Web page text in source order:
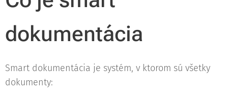
dokumentácia
Smart dokumentácia je systém, v ktorom sú všetky
dokumenty: